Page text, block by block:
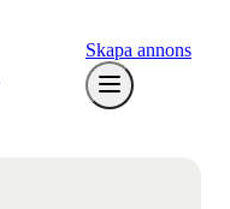
Skapa annons